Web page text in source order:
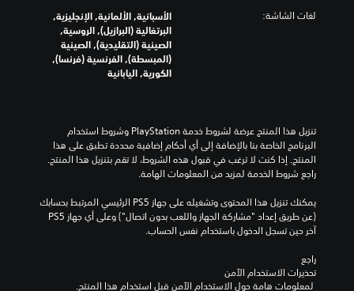
لغات الشاشة:
الأسبانية, الألمانية, الإنجليزية,
البرتغالية (البرازيل), الروسية,
الصينية (التقليدية), الصينية
(المبسطة), الفرنسية (فرنسا),
الكورية, اليابانية
تنزيل هذا المنتج عرضة لشروط خدمة‫ PlayStation وشروط استخدام
البرنامج الخاصة بنا بالإضافة إلى أي أحكام إضافية محددة تطبق على هذا
المنتج. إذا كنت لا ترغب في قبول هذه الشروط، لا تقم بتنزيل هذا المنتج.
راجع شروط الخدمة لمزيد من المعلومات الهامة.
يمكنك تنزيل هذا المحتوى وتشغيله على جهاز PS5 الرئيسي المرتبط بحسابك
(عن طريق إعداد "مشاركة الجهاز واللعب بدون اتصال") وعلى أي جهاز PS5
آخر حين تسجل الدخول باستخدام نفس الحساب.
راجع
تحذيرات الاستخدام الآمن